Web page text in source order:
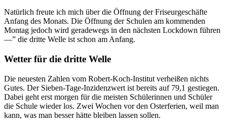
Natürlich freute ich mich über die Öffnung der Friseurgeschäfte
Anfang des Monats. Die Öffnung der Schulen am kommenden
Montag jedoch wird geradewegs in den nächsten Lockdown führen
—” die dritte Welle ist schon am Anfang.
Wetter für die dritte Welle
Die neuesten Zahlen vom Robert-Koch-Institut verheißen nichts
Gutes. Der Sieben-Tage-Inzidenzwert ist bereits auf 79,1 gestiegen.
Dabei geht erst morgen für die meisten Schülerinnen und Schüler
die Schule wieder los. Zwei Wochen vor den Osterferien, weil man
kann, was man besser hätte bleiben lassen sollen.